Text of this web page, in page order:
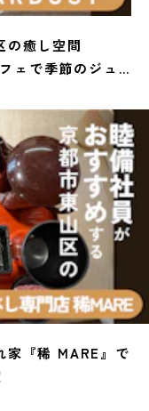
の癒し空間
ェで季節のジュ
家『稀 MARE』で